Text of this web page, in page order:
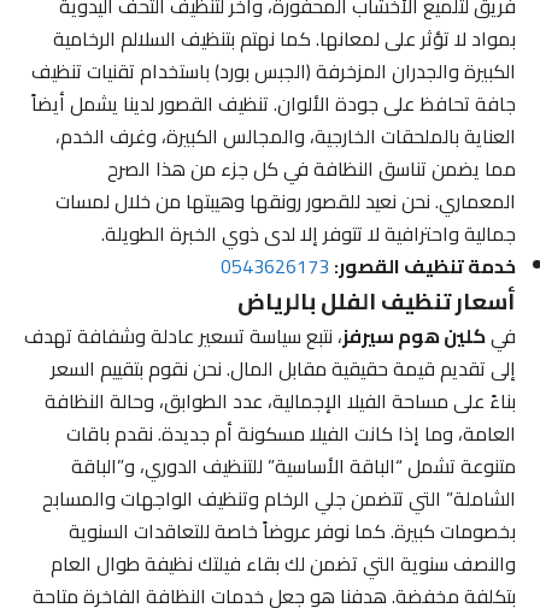
بمواد لا تؤثر على لمعانها. كما نهتم بتنظيف السلالم الرخامية
الكبيرة والجدران المزخرفة (الجبس بورد) باستخدام تقنيات تنظيف
جافة تحافظ على جودة الألوان. تنظيف القصور لدينا يشمل أيضاً
العناية بالملحقات الخارجية، والمجالس الكبيرة، وغرف الخدم،
مما يضمن تناسق النظافة في كل جزء من هذا الصرح
المعماري. نحن نعيد للقصور رونقها وهيبتها من خلال لمسات
جمالية واحترافية لا تتوفر إلا لدى ذوي الخبرة الطويلة.
خدمة تنظيف القصور:0543626173
أسعار تنظيف الفلل بالرياض
فيكلين هوم سيرفز، نتبع سياسة تسعير عادلة وشفافة تهدف
إلى تقديم قيمة حقيقية مقابل المال. نحن نقوم بتقييم السعر
بناءً على مساحة الفيلا الإجمالية، عدد الطوابق، وحالة النظافة
العامة، وما إذا كانت الفيلا مسكونة أم جديدة. نقدم باقات
متنوعة تشمل “الباقة الأساسية” للتنظيف الدوري، و”الباقة
الشاملة” التي تتضمن جلي الرخام وتنظيف الواجهات والمسابح
بخصومات كبيرة. كما نوفر عروضاً خاصة للتعاقدات السنوية
والنصف سنوية التي تضمن لك بقاء فيلتك نظيفة طوال العام
بتكلفة مخفضة. هدفنا هو جعل خدمات النظافة الفاخرة متاحة